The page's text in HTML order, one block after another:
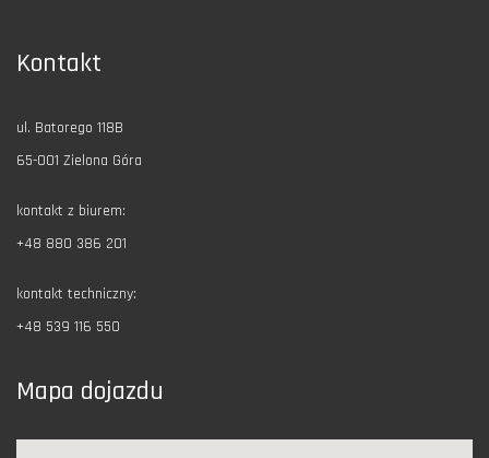
Kontakt
ul. Batorego 118B
65-001 Zielona Góra
kontakt z biurem:
+48 880 386 201
kontakt techniczny:
+48 539 116 550
Mapa dojazdu